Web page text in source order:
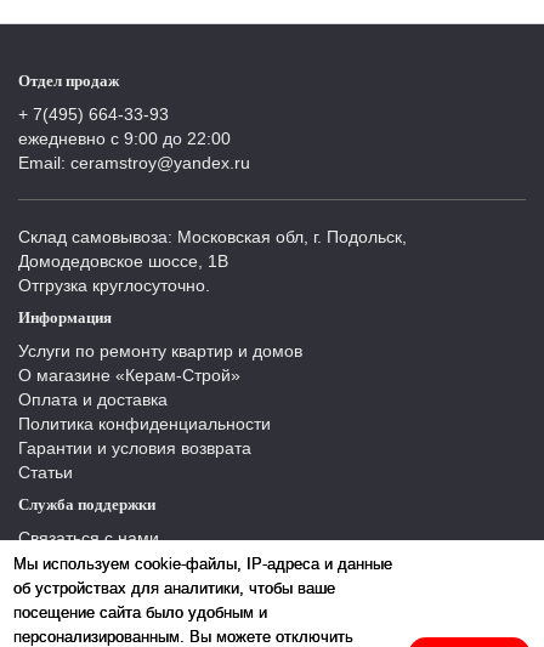
Мы используем cookie-файлы, IP-адреса и данные
об устройствах для аналитики, чтобы ваше
посещение сайта было удобным и
персонализированным. Вы можете отключить
Отдел продаж
+ 7(495) 664-33-93
ежедневно с 9:00 до 22:00
Email: ceramstroy@yandex.ru
Склад самовывоза: Московская обл, г. Подольск,
Домодедовское шоссе, 1В
Отгрузка круглосуточно.
Информация
Услуги по ремонту квартир и домов
О магазине «Керам-Строй»
Оплата и доставка
Политика конфиденциальности
Гарантии и условия возврата
Статьи
Служба поддержки
Связаться с нами
Отзывы
Производители
Карта сайта